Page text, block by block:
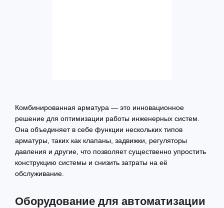
Комбинированная арматура — это инновационное
решение для оптимизации работы инженерных систем.
Она объединяет в себе функции нескольких типов
арматуры, таких как клапаны, задвижки, регуляторы
давления и другие, что позволяет существенно упростить
конструкцию системы и снизить затраты на её
обслуживание.
Оборудование для автоматизации